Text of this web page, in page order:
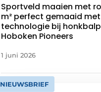
Sportveld maaien met
m² perfect gemaaid met
technologie bij
Hoboken Pioneers
1 juni 2026
NIEUWSBRIEF